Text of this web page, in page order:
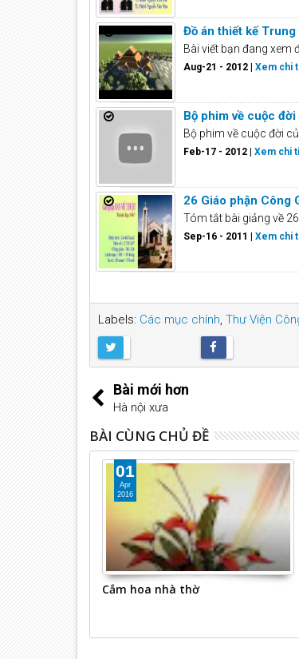
Đồ án thiết kế
Bài viết bạn đang
Aug-21 - 2012 | Xem chi
Bộ phim về cuộc
Bộ phim về cuộc đời
Feb-17 - 2012 | Xem chi
26 Giáo phận Công
Tóm tắt bài giảng về
Sep-16 - 2011 | Xem chi
Labels: Các mục chính, Thư Viện
Bài mới hơn
Hà nội xưa
BÀI CÙNG CHỦ ĐỀ
01
Apr
2016
Cắm hoa nhà thờ